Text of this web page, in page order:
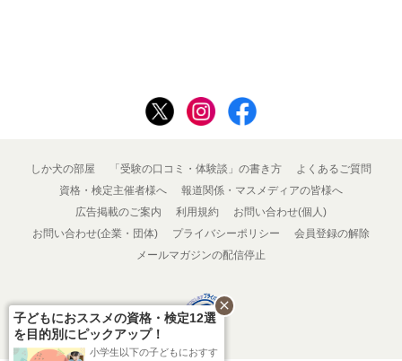
しか犬の部屋 「受験の口コミ・体験談」の書き方
よくあるご質問
資格・検定主催者様へ
報道関係・マスメディアの皆様へ
広告掲載のご案内
利用規約
お問い合わせ(個人)
お問い合わせ(企業・団体)
プライバシーポリシー
会員登録の解除
メールマガジンの配信停止
子どもにおススメの資格・検定12選
を目的別にピックアップ！
小学生以下の子どもにおすす
close